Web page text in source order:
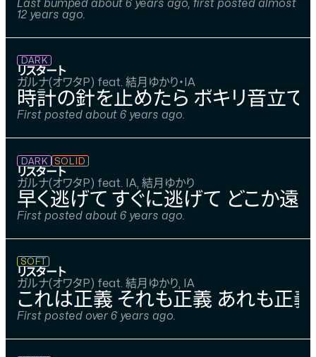
Last bumped about 6 years ago, first posted almost
12 years ago.
リスタート
ガルナ(オワタP) feat. 結月ゆかり・IA
DARK
時計の針を止めたら ポキリ音立て
First posted about 6 years ago.
リスタート
ガルナ(オワタP) feat. IA, 結月ゆかり
DARK SOLID
早く逃げて すぐに逃げて どこか遠
First posted about 6 years ago.
リスタート
ガルナ(オワタP) feat. 結月ゆかり, IA
SOFT
これは正義 それも正義 あれも正義
First posted over 6 years ago.